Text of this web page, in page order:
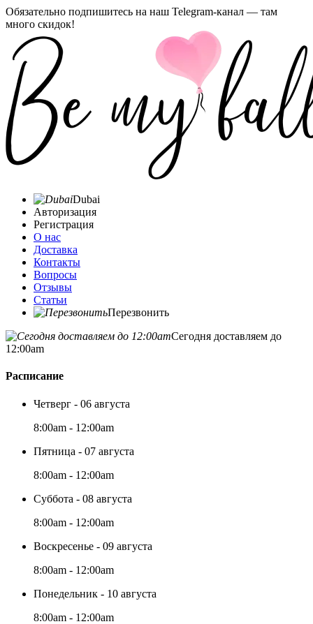
Обязательно подпишитесь на наш Telegram-канал — там
много скидок!
Dubai
Авторизация
Регистрация
О нас
Доставка
Контакты
Вопросы
Отзывы
Статьи
Перезвонить
Сегодня доставляем до
12:00am
Расписание
Четверг - 06 августа
8:00am - 12:00am
Пятница - 07 августа
8:00am - 12:00am
Суббота - 08 августа
8:00am - 12:00am
Воскресенье - 09 августа
8:00am - 12:00am
Понедельник - 10 августа
8:00am - 12:00am